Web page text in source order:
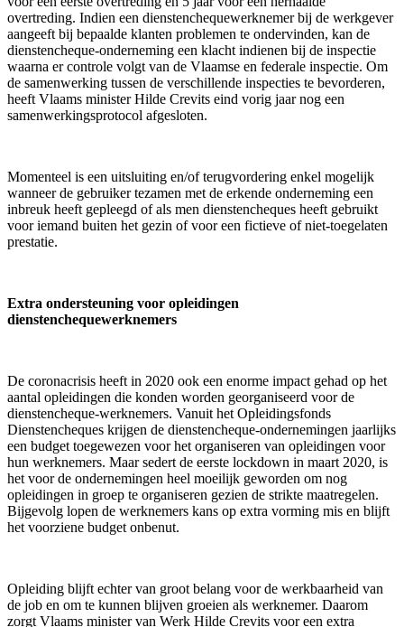
overtreding. Indien een dienstenchequewerknemer bij de werkgever
aangeeft bij bepaalde klanten problemen te ondervinden, kan de
dienstencheque-onderneming een klacht indienen bij de inspectie
waarna er controle volgt van de Vlaamse en federale inspectie. Om
de samenwerking tussen de verschillende inspecties te bevorderen,
heeft Vlaams minister Hilde Crevits eind vorig jaar nog een
samenwerkingsprotocol afgesloten.
Momenteel is een uitsluiting en/of terugvordering enkel mogelijk
wanneer de gebruiker tezamen met de erkende onderneming een
inbreuk heeft gepleegd of als men dienstencheques heeft gebruikt
voor iemand buiten het gezin of voor een fictieve of niet-toegelaten
prestatie.
Extra ondersteuning voor opleidingen
dienstenchequewerknemers
De coronacrisis heeft in 2020 ook een enorme impact gehad op het
aantal opleidingen die konden worden georganiseerd voor de
dienstencheque-werknemers. Vanuit het Opleidingsfonds
Dienstencheques krijgen de dienstencheque-ondernemingen jaarlijks
een budget toegewezen voor het organiseren van opleidingen voor
hun werknemers. Maar sedert de eerste lockdown in maart 2020, is
het voor de ondernemingen heel moeilijk geworden om nog
opleidingen in groep te organiseren gezien de strikte maatregelen.
Bijgevolg lopen de werknemers kans op extra vorming mis en blijft
het voorziene budget onbenut.
Opleiding blijft echter van groot belang voor de werkbaarheid van
de job en om te kunnen blijven groeien als werknemer. Daarom
zorgt Vlaams minister van Werk Hilde Crevits voor een extra